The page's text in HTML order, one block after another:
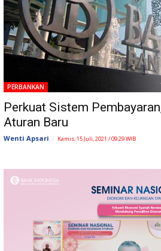
PERBANKAN
Perkuat Sistem
Aturan Baru
Wenti Apsari - Kamis, 15 Juli, 2021 / 09:29 WIB